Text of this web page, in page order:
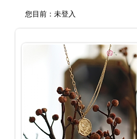
您目前： 未登入